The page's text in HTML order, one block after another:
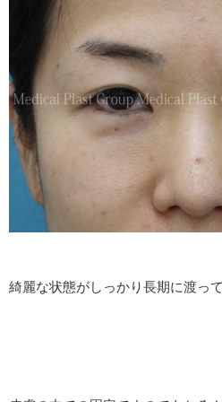
綺麗な状態がしっかり長期に渡っ